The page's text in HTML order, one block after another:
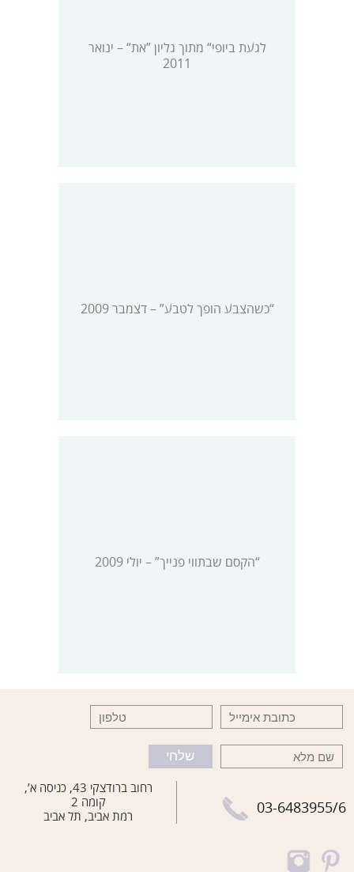
לגעת ביופי“ מתוך גליון ”את“ – ינואר
2011
“כשהצבע הופך לטבע” – דצמבר 2009
“הקסם שבתווי פנייך” – יולי 2009
03-6483955/6
רחוב ברודצקי 43, כניסה א’,
קומה 2
רמת אביב, תל אביב